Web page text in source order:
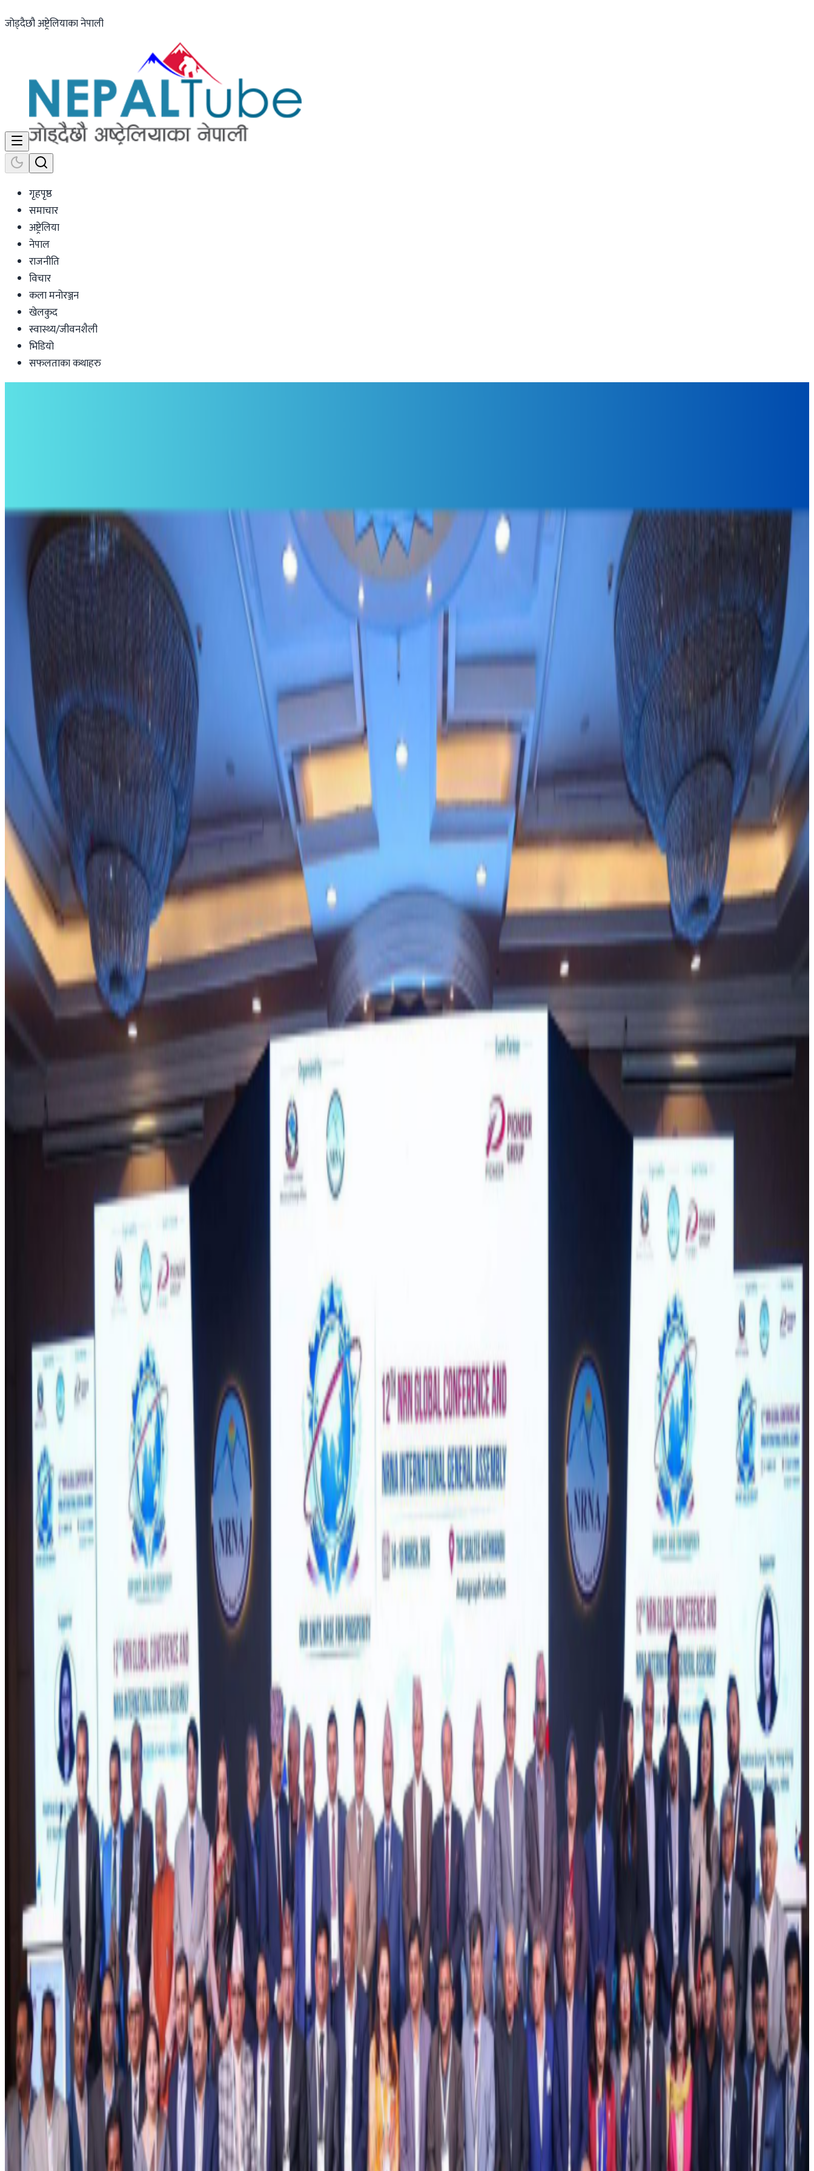
जोड्दैछौ अष्ट्रेलियाका नेपाली
गृहपृष्ठ
समाचार
अष्ट्रेलिया
नेपाल
राजनीति
विचार
कला मनोरञ्जन
खेलकुद
स्वास्थ्य/जीवनशैली
भिडियो
सफलताका कथाहरु
अ अ+
काठमाडौं । अमेरिका- इरान टकरावले खाडीसहित मध्यपूर्वी मुलुकमा रहेका नेपाली मनोबैज्ञानिक त्रासमा रहेका छन् ।
आज नेपालस्थित परराष्ट्र मन्त्रालयले पत्रकार सम्मेलन गरेर पश्चिम एसियामा रहेका नेपालीको तत्काल ठूलो संख्यामा रोजगारी गुम्ने जोखिम नरहे पनि हस्पिटालिटी,
निर्माणलगायत क्षेत्रमा केही असर व्यहोर्नुपरेको जानकारी दिएको छ । परराष्ट्र मन्त्रालयका प्रवक्ता लोकबहादुर पौडेल क्षेत्रीले युएईमा ३, साउदी अरेबियामा ४, कतारमा ३ र ओमानमा १ गरेर ११ नेपाली पक्राउ परेकाे
नेपालट्युबलाई जानकारी दिनुभयो । पक्राउ परेका नेपालीको हकमा सम्बन्धित मुलुकमा रहेका नेपाली दूतावास, नियोगहरूले आवश्यक जानकारी लिएर सहयोग गरिरहेको उहाँले जानकारी दिनुभयो ।
नेपाल फर्किन चाहानेलाई विशेष उडान